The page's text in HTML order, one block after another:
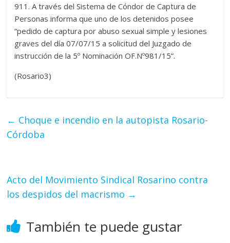
911. A través del Sistema de Cóndor de Captura de
Personas informa que uno de los detenidos posee
“pedido de captura por abuso sexual simple y lesiones
graves del día 07/07/15 a solicitud del Juzgado de
instrucción de la 5º Nominación OF.Nº981/15”.
(Rosario3)
← Choque e incendio en la autopista Rosario-
Córdoba
Acto del Movimiento Sindical Rosarino contra
los despidos del macrismo →
También te puede gustar